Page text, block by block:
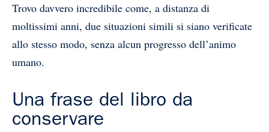
Trovo davvero incredibile come, a distanza di
moltissimi anni, due situazioni simili si siano verificate
allo stesso modo, senza alcun progresso dell’animo
umano.
Una frase del libro da
conservare